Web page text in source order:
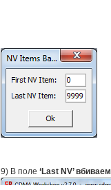
9) В поле ‘Last NV’ вбиваем